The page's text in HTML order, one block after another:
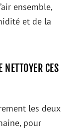
ensemble,
et de la
NETTOYER CES
les deux
pour